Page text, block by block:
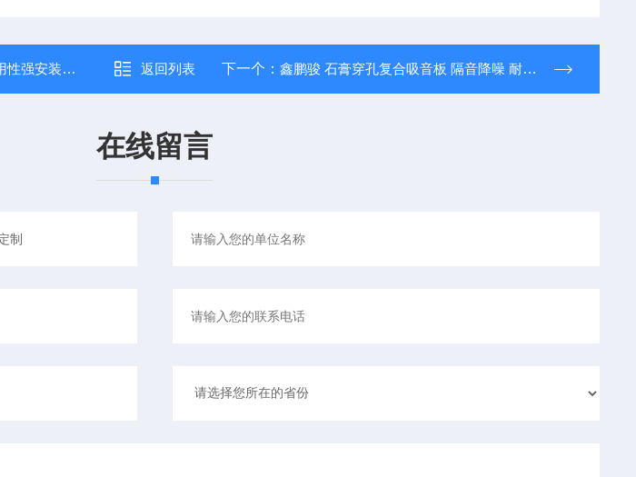
降噪 大量现货 返回列表 下一个： 鑫鹏骏 石膏穿孔复合吸音板 隔音降噪 耐候性强 大量现货
在线留言